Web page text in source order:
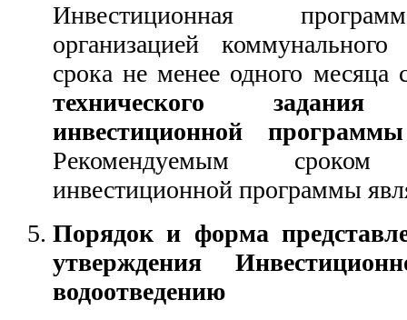
Инвестиционная
организацией
срока не менее одного месяца
технического
инвестиционной
Рекомендуемым
инвестиционной программы
Порядок и форма
утверждения
водоотведению